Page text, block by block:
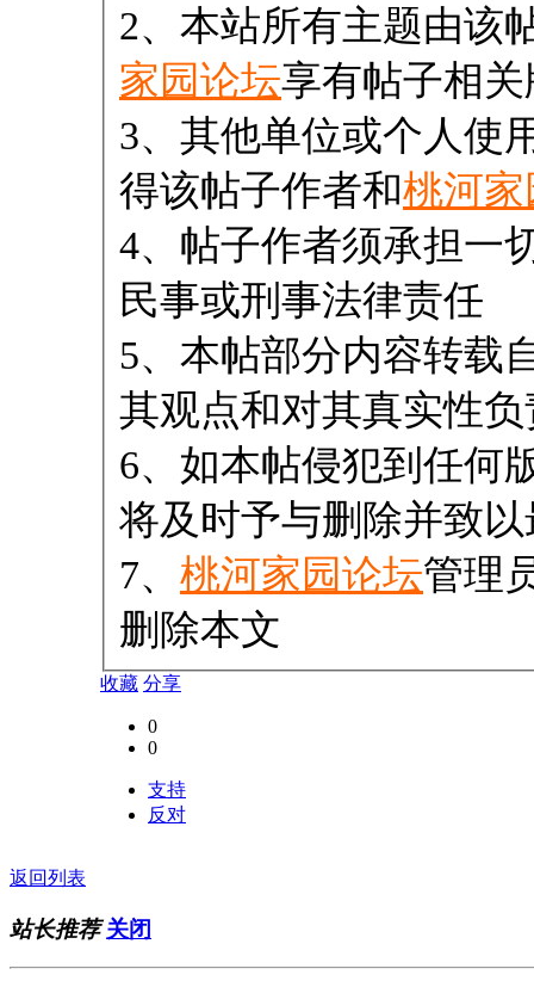
2、本站所有主题由该
家园论坛享有帖子相
3、其他单位或个人使
得该帖子作者和桃河
4、帖子作者须承担一
民事或刑事法律责任
5、本帖部分内容转载
其观点和对其真实性负
6、如本帖侵犯到任何
将及时予与删除并致
7、 桃河家园论坛管理
删除本文
收藏 分享
0
0
支持
反对
返回列表
站长推荐 关闭